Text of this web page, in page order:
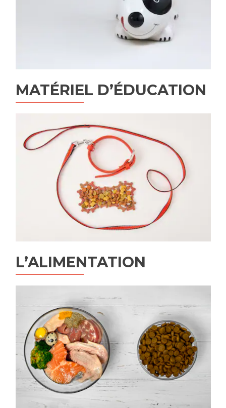
MATÉRIEL D’ÉDUCATION
L’ALIMENTATION